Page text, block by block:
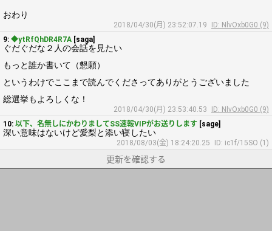
おわり
2018/04/30(月) 23:52:07.19
ID: NlvOxb0G0 (9)
9: ◆ytRfQhDR4R7A [saga]
ぐだぐだな２人の会話を見たい
もっと誰か書いて（懇願）
というわけでここまで読んでくださってありがとうございました
総選挙もよろしくな！
2018/04/30(月) 23:53:40.53
ID: NlvOxb0G0 (9)
10: 以下、名無しにかわりましてSS速報VIPがお送りします [sage]
深い意味はないけど愛梨と添い寝したい
2018/08/03(金) 18:24:20.25 ID: ic1f/15SO (1)
更新を確認する